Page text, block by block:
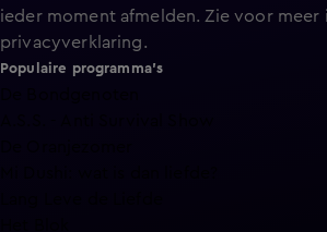
ieder moment afmelden. Zie voor meer
privacyverklaring.
Populaire programma's